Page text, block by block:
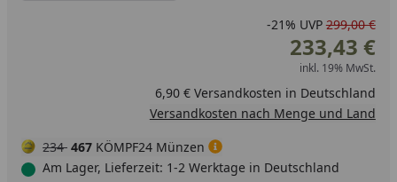
-21% UVP 299,00 €
233,43 €
inkl. 19% MwSt.
6,90 € Versandkosten in Deutschland
Versandkosten nach Menge und Land
234 467 KÖMPF24 Münzen
Am Lager, Lieferzeit: 1-2 Werktage in Deutschland